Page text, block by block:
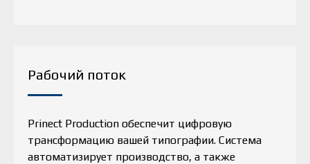
Рабочий поток
Prinect Production обеспечит цифровую
трансформацию вашей типографии. Система
автоматизирует производство, а также